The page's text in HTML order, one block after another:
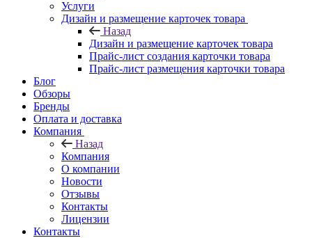
Услуги
Дизайн и размещение карточек товара
Назад
Дизайн и размещение карточек товара
Прайс-лист создания карточки товара
Прайс-лист размещения карточки товара
Блог
Обзоры
Бренды
Оплата и доставка
Компания
Назад
Компания
О компании
Новости
Отзывы
Контакты
Лицензии
Контакты